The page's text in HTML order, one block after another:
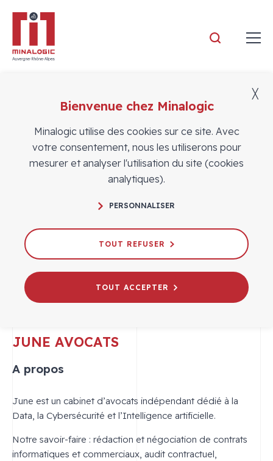
Adhérents
JUNE AVOCATS
A propos
June est un cabinet d’avocats indépendant dédié à la
Data, la Cybersécurité et l’Intelligence artificielle.
Notre savoir-faire : rédaction et négociation de contrats
informatiques et commerciaux, audit contractuel,
Bienvenue chez Minalogic
Minalogic utilise des cookies sur ce site. Avec
votre consentement, nous les utiliserons pour
mesurer et analyser l'utilisation du site (cookies
analytiques).
PERSONNALISER
TOUT REFUSER
TOUT ACCEPTER
╳